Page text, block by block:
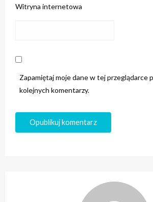
Witryna internetowa
Zapamiętaj moje dane w tej przeglądarce
kolejnych komentarzy.